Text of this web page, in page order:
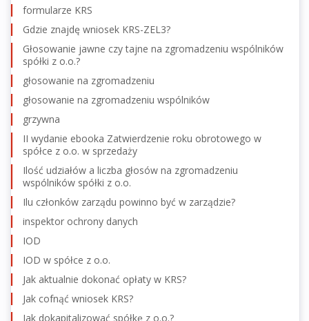
formularze KRS
Gdzie znajdę wniosek KRS-ZEL3?
Głosowanie jawne czy tajne na zgromadzeniu wspólników
spółki z o.o.?
głosowanie na zgromadzeniu
głosowanie na zgromadzeniu wspólników
grzywna
II wydanie ebooka Zatwierdzenie roku obrotowego w
spółce z o.o. w sprzedaży
Ilość udziałów a liczba głosów na zgromadzeniu
wspólników spółki z o.o.
Ilu członków zarządu powinno być w zarządzie?
inspektor ochrony danych
IOD
IOD w spółce z o.o.
Jak aktualnie dokonać opłaty w KRS?
Jak cofnąć wniosek KRS?
Jak dokapitalizować spółkę z o.o.?